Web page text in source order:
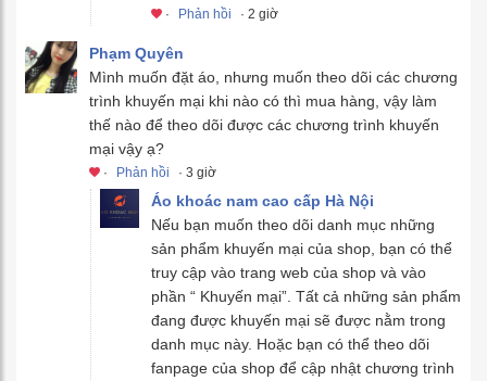
· Phản hồi · 2 giờ
Phạm Quyên
Mình muốn đặt áo, nhưng muốn theo dõi các chương
trình khuyến mại khi nào có thì mua hàng, vậy làm
thế nào để theo dõi được các chương trình khuyến
mại vậy ạ?
· Phản hồi · 3 giờ
Áo khoác nam cao cấp Hà Nội
Nếu bạn muốn theo dõi danh mục những
sản phẩm khuyến mại của shop, bạn có thể
truy cập vào trang web của shop và vào
phần “ Khuyến mại”. Tất cả những sản phẩm
đang được khuyến mại sẽ được nằm trong
danh mục này. Hoặc bạn có thể theo dõi
fanpage của shop để cập nhật chương trình